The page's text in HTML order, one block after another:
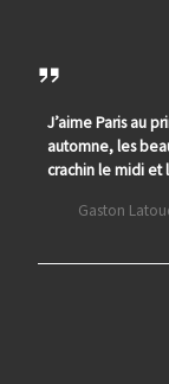
J’aime Paris au
automne, les
crachin le midi et
Gaston